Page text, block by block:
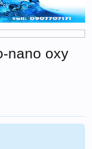
nano oxy